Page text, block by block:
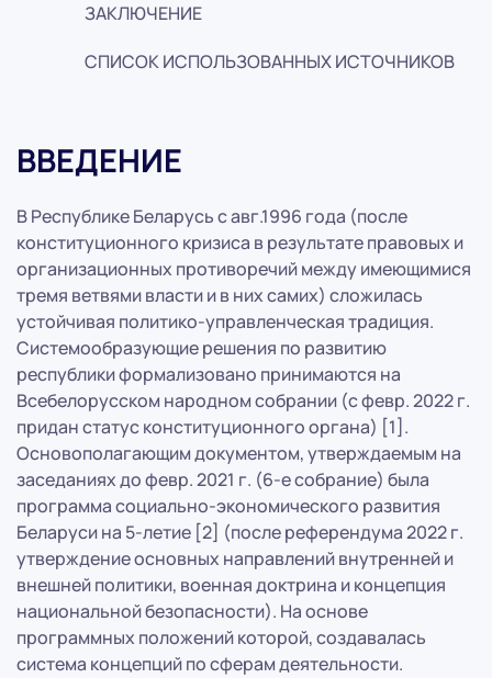
ЗАКЛЮЧЕНИЕ
СПИСОК ИСПОЛЬЗОВАННЫХ ИСТОЧНИКОВ
ВВЕДЕНИЕ
В Республике Беларусь с авг.1996 года (после
конституционного кризиса в результате правовых и
организационных противоречий между имеющимися
тремя ветвями власти и в них самих) сложилась
устойчивая политико-управленческая традиция.
Системообразующие решения по развитию
республики формализовано принимаются на
Всебелорусском народном собрании (с февр. 2022 г.
придан статус конституционного органа) [1].
Основополагающим документом, утверждаемым на
заседаниях до февр. 2021 г. (6-е собрание) была
программа социально-экономического развития
Беларуси на 5-летие [2] (после референдума 2022 г.
утверждение основных направлений внутренней и
внешней политики, военная доктрина и концепция
национальной безопасности). На основе
программных положений которой, создавалась
система концепций по сферам деятельности.